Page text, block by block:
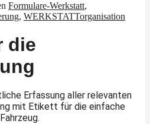
Formulare-Werkstatt,
, WERKSTATTorganisation
die
Erfassung aller relevanten
mit Etikett für die einfache